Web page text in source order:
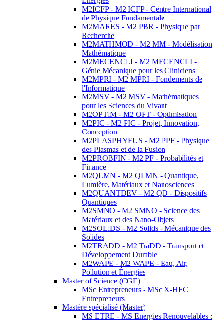
M2ICFP - M2 ICFP - Centre International
de Physique Fondamentale
M2MARES - M2 PBR - Physique par
Recherche
M2MATHMOD - M2 MM - Modélisation
Mathématique
M2MECENCLI - M2 MECENCLI -
Génie Mécanique pour les Cliniciens
M2MPRI - M2 MPRI - Fondements de
l'Informatique
M2MSV - M2 MSV - Mathématiques
pour les Sciences du Vivant
M2OPTIM - M2 OPT - Optimisation
M2PIC - M2 PIC - Projet, Innovation,
Conception
M2PLASPHYFUS - M2 PPF - Physique
des Plasmas et de la Fusion
M2PROBFIN - M2 PF - Probabilités et
Finance
M2QLMN - M2 QLMN - Quantique,
Lumière, Matériaux et Nanosciences
M2QUANTDEV - M2 QD - Dispositifs
Quantiques
M2SMNO - M2 SMNO - Science des
Matériaux et des Nano-Objets
M2SOLIDS - M2 Solids - Mécanique des
Solides
M2TRADD - M2 TraDD - Transport et
Développement Durable
M2WAPE - M2 WAPE - Eau, Air,
Pollution et Énergies
Master of Science (CGE)
MSc Entrepreneurs - MSc X-HEC
Entrepreneurs
Mastère spécialisé (Master)
MS ETRE - MS Energies Renouvelables :